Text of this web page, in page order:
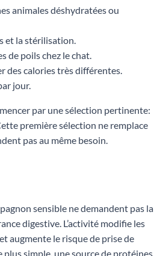
animales déshydratées ou
et la stérilisation.
de poils chez le chat.
des calories très différentes.
jour.
par une sélection pertinente:
première sélection ne remplace
pas au même besoin.
sensible ne demandent pas la
digestive. L’activité modifie les
augmente le risque de prise de
simple, une source de protéines